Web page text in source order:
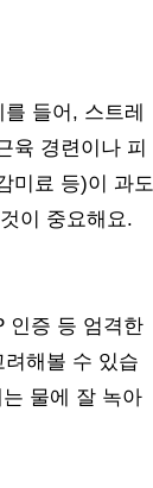
들어, 스트레
육 경련이나 피
미료 등)이 과도
이 중요해요.
인증 등 엄격한
해볼 수 있습
물에 잘 녹아